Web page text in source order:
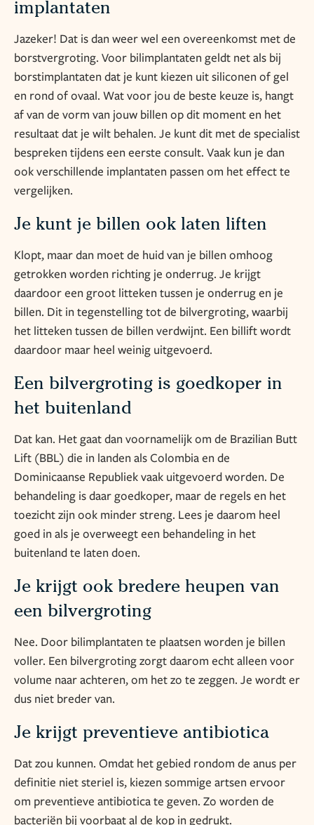
implantaten
Jazeker! Dat is dan weer wel een overeenkomst met de
borstvergroting. Voor bilimplantaten geldt net als bij
borstimplantaten dat je kunt kiezen uit siliconen of gel
en rond of ovaal. Wat voor jou de beste keuze is, hangt
af van de vorm van jouw billen op dit moment en het
resultaat dat je wilt behalen. Je kunt dit met de specialist
bespreken tijdens een eerste consult. Vaak kun je dan
ook verschillende implantaten passen om het effect te
vergelijken.
Je kunt je billen ook laten liften
Klopt, maar dan moet de huid van je billen omhoog
getrokken worden richting je onderrug. Je krijgt
daardoor een groot litteken tussen je onderrug en je
billen. Dit in tegenstelling tot de bilvergroting, waarbij
het litteken tussen de billen verdwijnt. Een billift wordt
daardoor maar heel weinig uitgevoerd.
Een bilvergroting is goedkoper in
het buitenland
Dat kan. Het gaat dan voornamelijk om de Brazilian Butt
Lift (BBL) die in landen als Colombia en de
Dominicaanse Republiek vaak uitgevoerd worden. De
behandeling is daar goedkoper, maar de regels en het
toezicht zijn ook minder streng. Lees je daarom heel
goed in als je overweegt een behandeling in het
buitenland te laten doen.
Je krijgt ook bredere heupen van
een bilvergroting
Nee. Door bilimplantaten te plaatsen worden je billen
voller. Een bilvergroting zorgt daarom echt alleen voor
volume naar achteren, om het zo te zeggen. Je wordt er
dus niet breder van.
Je krijgt preventieve antibiotica
Dat zou kunnen. Omdat het gebied rondom de anus per
definitie niet steriel is, kiezen sommige artsen ervoor
om preventieve antibiotica te geven. Zo worden de
bacteriën bij voorbaat al de kop in gedrukt.